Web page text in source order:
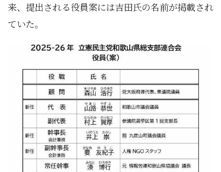
来、提出される役員案には吉田氏の名前が掲載され
ていた。